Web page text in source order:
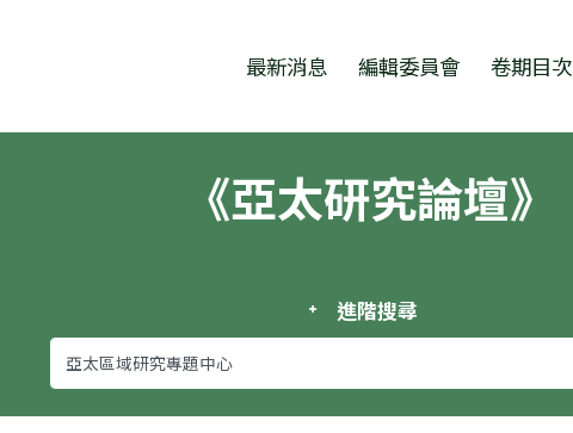
最新消息 編輯委員會 卷期目次
《亞太研究論壇》
進階搜尋